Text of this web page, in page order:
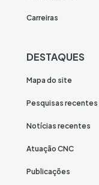
Carreiras
DESTAQUES
Mapa do site
Pesquisas recentes
Notícias recentes
Atuação CNC
Publicações